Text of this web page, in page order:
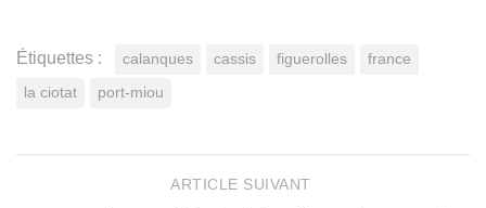
Étiquettes : calanques cassis figuerolles france
la ciotat port-miou
ARTICLE SUIVANT